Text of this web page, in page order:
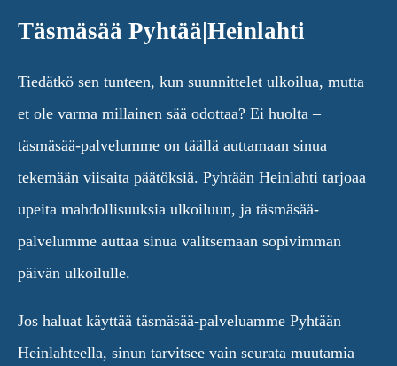
Täsmäsää Pyhtää|Heinlahti
Tiedätkö sen tunteen, kun suunnittelet ulkoilua, mutta
et ole varma millainen sää odottaa? Ei huolta –
täsmäsää-palvelumme on täällä auttamaan sinua
tekemään viisaita päätöksiä. Pyhtään Heinlahti tarjoaa
upeita mahdollisuuksia ulkoiluun, ja täsmäsää-
palvelumme auttaa sinua valitsemaan sopivimman
päivän ulkoilulle.
Jos haluat käyttää täsmäsää-palveluamme Pyhtään
Heinlahteella, sinun tarvitsee vain seurata muutamia